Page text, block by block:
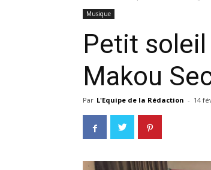
Musique
Petit
Makou
Par L'Equipe de la Rédaction - 14